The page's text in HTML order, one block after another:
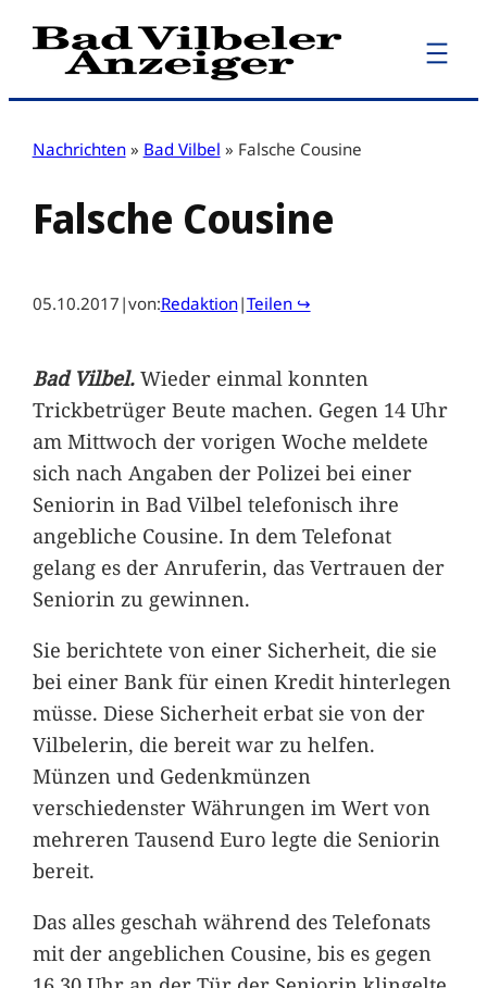
Zum
Inhalt
Nachrichten » Bad Vilbel » Falsche Cousine
Falsche Cousine
05.10.2017 |von:Redaktion|Teilen ↪
Bad Vilbel. Wieder einmal konnten
Trickbetrüger Beute machen. Gegen 14 Uhr
am Mittwoch der vorigen Woche meldete
sich nach Angaben der Polizei bei einer
Seniorin in Bad Vilbel telefonisch ihre
angebliche Cousine. In dem Telefonat
gelang es der Anruferin, das Vertrauen der
Seniorin zu gewinnen.
Sie berichtete von einer Sicherheit, die sie
bei einer Bank für einen Kredit hinterlegen
müsse. Diese Sicherheit erbat sie von der
Vilbelerin, die bereit war zu helfen.
Münzen und Gedenkmünzen
verschiedenster Währungen im Wert von
mehreren Tausend Euro legte die Seniorin
bereit.
Das alles geschah während des Telefonats
mit der angeblichen Cousine, bis es gegen